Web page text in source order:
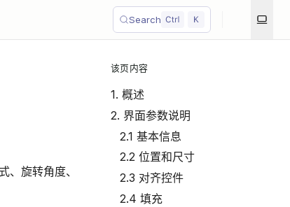
Search
该页内容
1. 概述
2. 界面参数说明
2.1 基本信息
2.2 位置和尺寸
2.3 对齐控件
2.4 填充
、旋转角度、